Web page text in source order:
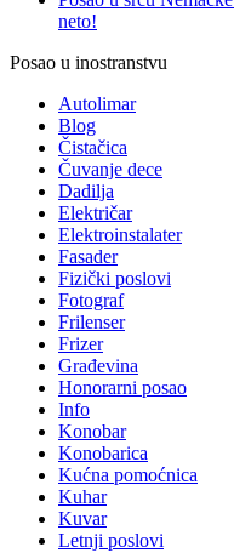
neto!
Posao u inostranstvu
Autolimar
Blog
Čistačica
Čuvanje dece
Dadilja
Električar
Elektroinstalater
Fasader
Fizički poslovi
Fotograf
Frilenser
Frizer
Građevina
Honorarni posao
Info
Konobar
Konobarica
Kućna pomoćnica
Kuhar
Kuvar
Letnji poslovi